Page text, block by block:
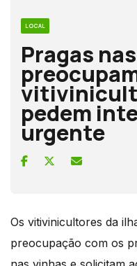
LOCAL
Pragas
pedem
urgente
Os vitivinicultores da
preocupação com os